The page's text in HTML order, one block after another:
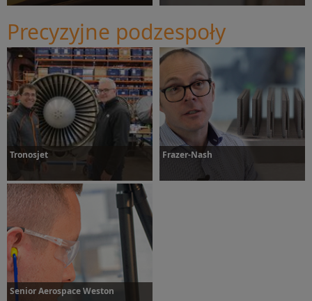
Dowiedz się więcej Dowiedz się więcej
Precyzyjne podzespoły
Tronosjet
Dowiedz się więcej
Frazer-Nash
Senior Aerospace Weston